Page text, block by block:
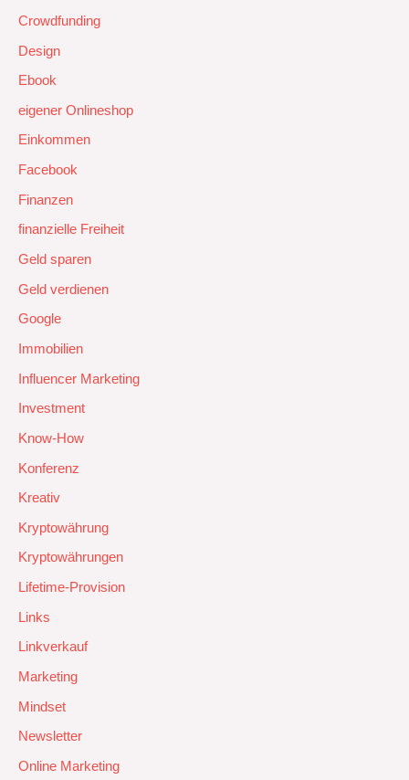
Crowdfunding
Design
Ebook
eigener Onlineshop
Einkommen
Facebook
Finanzen
finanzielle Freiheit
Geld sparen
Geld verdienen
Google
Immobilien
Influencer Marketing
Investment
Know-How
Konferenz
Kreativ
Kryptowährung
Kryptowährungen
Lifetime-Provision
Links
Linkverkauf
Marketing
Mindset
Newsletter
Online Marketing